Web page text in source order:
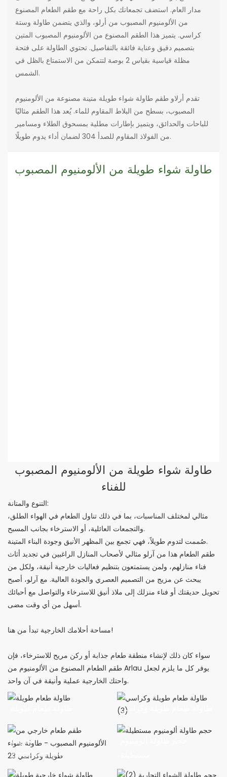
مدار العام. استضف تجمعاتك بكل راحة مع طقم الطعام المصنوع
من الألومنيوم المصبوب من أرلو، والذي يتضمن طاولة وستة
كراسي. يتميز هذا الطقم المصنوع من الألومنيوم المصبوب المتين
بتصميم دقيق وعناية فائقة بالتفاصيل. تحتوي الطاولة على فتحة
مظلة قياسية بقياس 2 بوصة لتتمكن من الاستمتاع بالظل في
الشمس.
تقدم أرلاو طقم طاولة شواء طويلة متينة مصنوعة من الألومنيوم
المصبوب، بسطح من البلاط المقاوم للماء. يُعد هذا الطقم مثاليًا
للباحات والحدائق، ويتميز بإطارات مطلية بمسحوق الطلاء ومسامير
من الفولاذ المقاوم للصدأ 304 لضمان أداء يدوم طويلًا.
طاولة شواء طويلة من الألومنيوم المصبوب
طاولة شواء طويلة من الألومنيوم المصبوب
للفناء
التنوع والمتانة:
مثالي لمختلف المناسبات، بما في ذلك تناول الطعام في الهواء الطلق،
والتجمعات العائلية، أو الاسترخاء بجانب المسبح.
صُممت لتدوم طويلاً، فهي تجمع بين المظهر الأنيق وجودة البناء المتينة.
طقم الطعام هذا من آرلو مثالي لأصحاب المنازل الراغبين في تجديد أثاث
فناء منازلهم، ولمن يستمتعون بتنظيم فعاليات خارجية أنيقة، ولكل من
يبحث عن مزيج من التصميم العصري والجودة العالية. مع آرلو، أصبح
تحويل حديقتك أو فناء منزلك إلى ملاذ أنيق للاسترخاء والتواصل مع أحبائك
أسهل من أي وقت مضى.
مساحة أحلامك الخارجية تبدأ من هنا!
سواء كان ذلك لإنشاء منطقة طعام جذابة أو ركن مريح للاسترخاء، فإن
طقم الطعام المصنوع من الألومنيوم من Arlau يوفر كل ما يلزم لجعل
واحتك الخارجية عملية وأنيقة في آن واحد.
طاولة طعام طويلة وكراسي
إنجازاتنا
COOPERATION
ACHIEVEMENTS